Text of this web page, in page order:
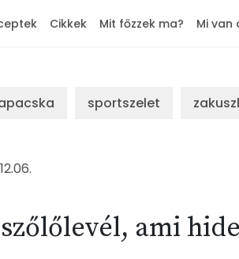
Cikkek Mit főzzek ma? Mi van
sportszelet
ami